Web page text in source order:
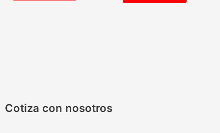
Cotiza con nosotros